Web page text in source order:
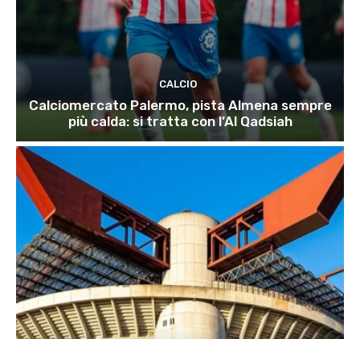
CALCIO
Calciomercato Palermo, pista Almena sempre
più calda: si tratta con l’Al Qadsiah